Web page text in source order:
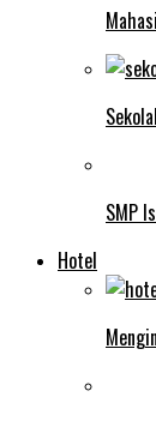
SMP
Hotel